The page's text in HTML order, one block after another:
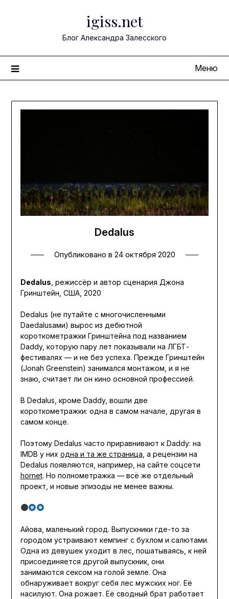
igiss.net
Блог Александра Залесского
Меню
Dedalus
Опубликовано в 24 октября 2020
Dedalus , режиссёр и автор сценария Джона
Гринштейн, США, 2020
Dedalus (не путайте с многочисленными
Daedalusами) вырос из дебютной
короткометражки Гринштейна под названием
Daddy, которую пару лет показывали на ЛГБТ-
фестивалях — и не без успеха. Прежде Гринштейн
(Jonah Greenstein) занимался монтажом, и я не
знаю, считает ли он кино основной профессией.
В Dedalus, кроме Daddy, вошли две
короткометражки: одна в самом начале, другая в
самом конце.
Поэтому Dedalus часто приравнивают к Daddy: на
IMDB у них одна и та же страница , а рецензии на
Dedalus появляются, например, на сайте соцсети
hornet. Но полнометражка — всё же отдельный
проект, и новые эпизоды не менее важны.
Айова, маленький город. Выпускники где-то за
городом устраивают кемпинг с бухлом и салютами.
Одна из девушек уходит в лес, пошатываясь, к ней
присоединяется другой выпускник, они
занимаются сексом на голой земле. Она
обнаруживает вокруг себя лес мужских ног. Её
насилуют. Она рожает. Её сводный брат работает